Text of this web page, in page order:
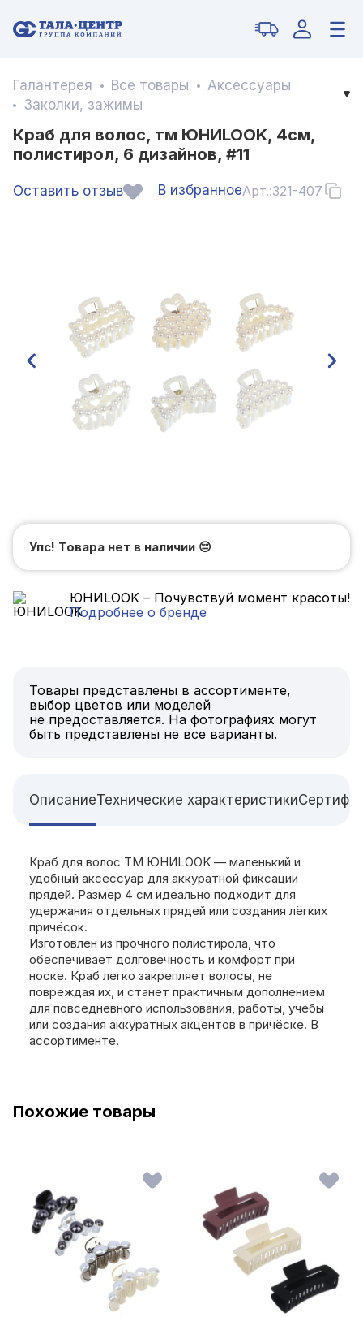
Галантерея Все товары
Аксессуары
Заколки, зажимы
Краб для волос, тм ЮНИLOOK, 4см,
полистирол, 6 дизайнов, #11
Оставить отзыв В избранноеАрт.:321-407
Упс! Товара нет в наличии 😔
ЮНИLOOK – Почувствуй момент красоты!
Подробнее о бренде
Товары представлены в ассортименте,
выбор цветов или моделей
не предоставляется. На фотографиях могут
быть представлены не все варианты.
ОписаниеТехнические характеристики
Краб для волос ТМ ЮНИLOOK — маленький и
удобный аксессуар для аккуратной фиксации
прядей. Размер 4 см идеально подходит для
удержания отдельных прядей или создания лёгких
причёсок.
Изготовлен из прочного полистирола, что
обеспечивает долговечность и комфорт при
носке. Краб легко закрепляет волосы, не
повреждая их, и станет практичным дополнением
для повседневного использования, работы, учёбы
или создания аккуратных акцентов в причёске. В
ассортименте.
Похожие товары